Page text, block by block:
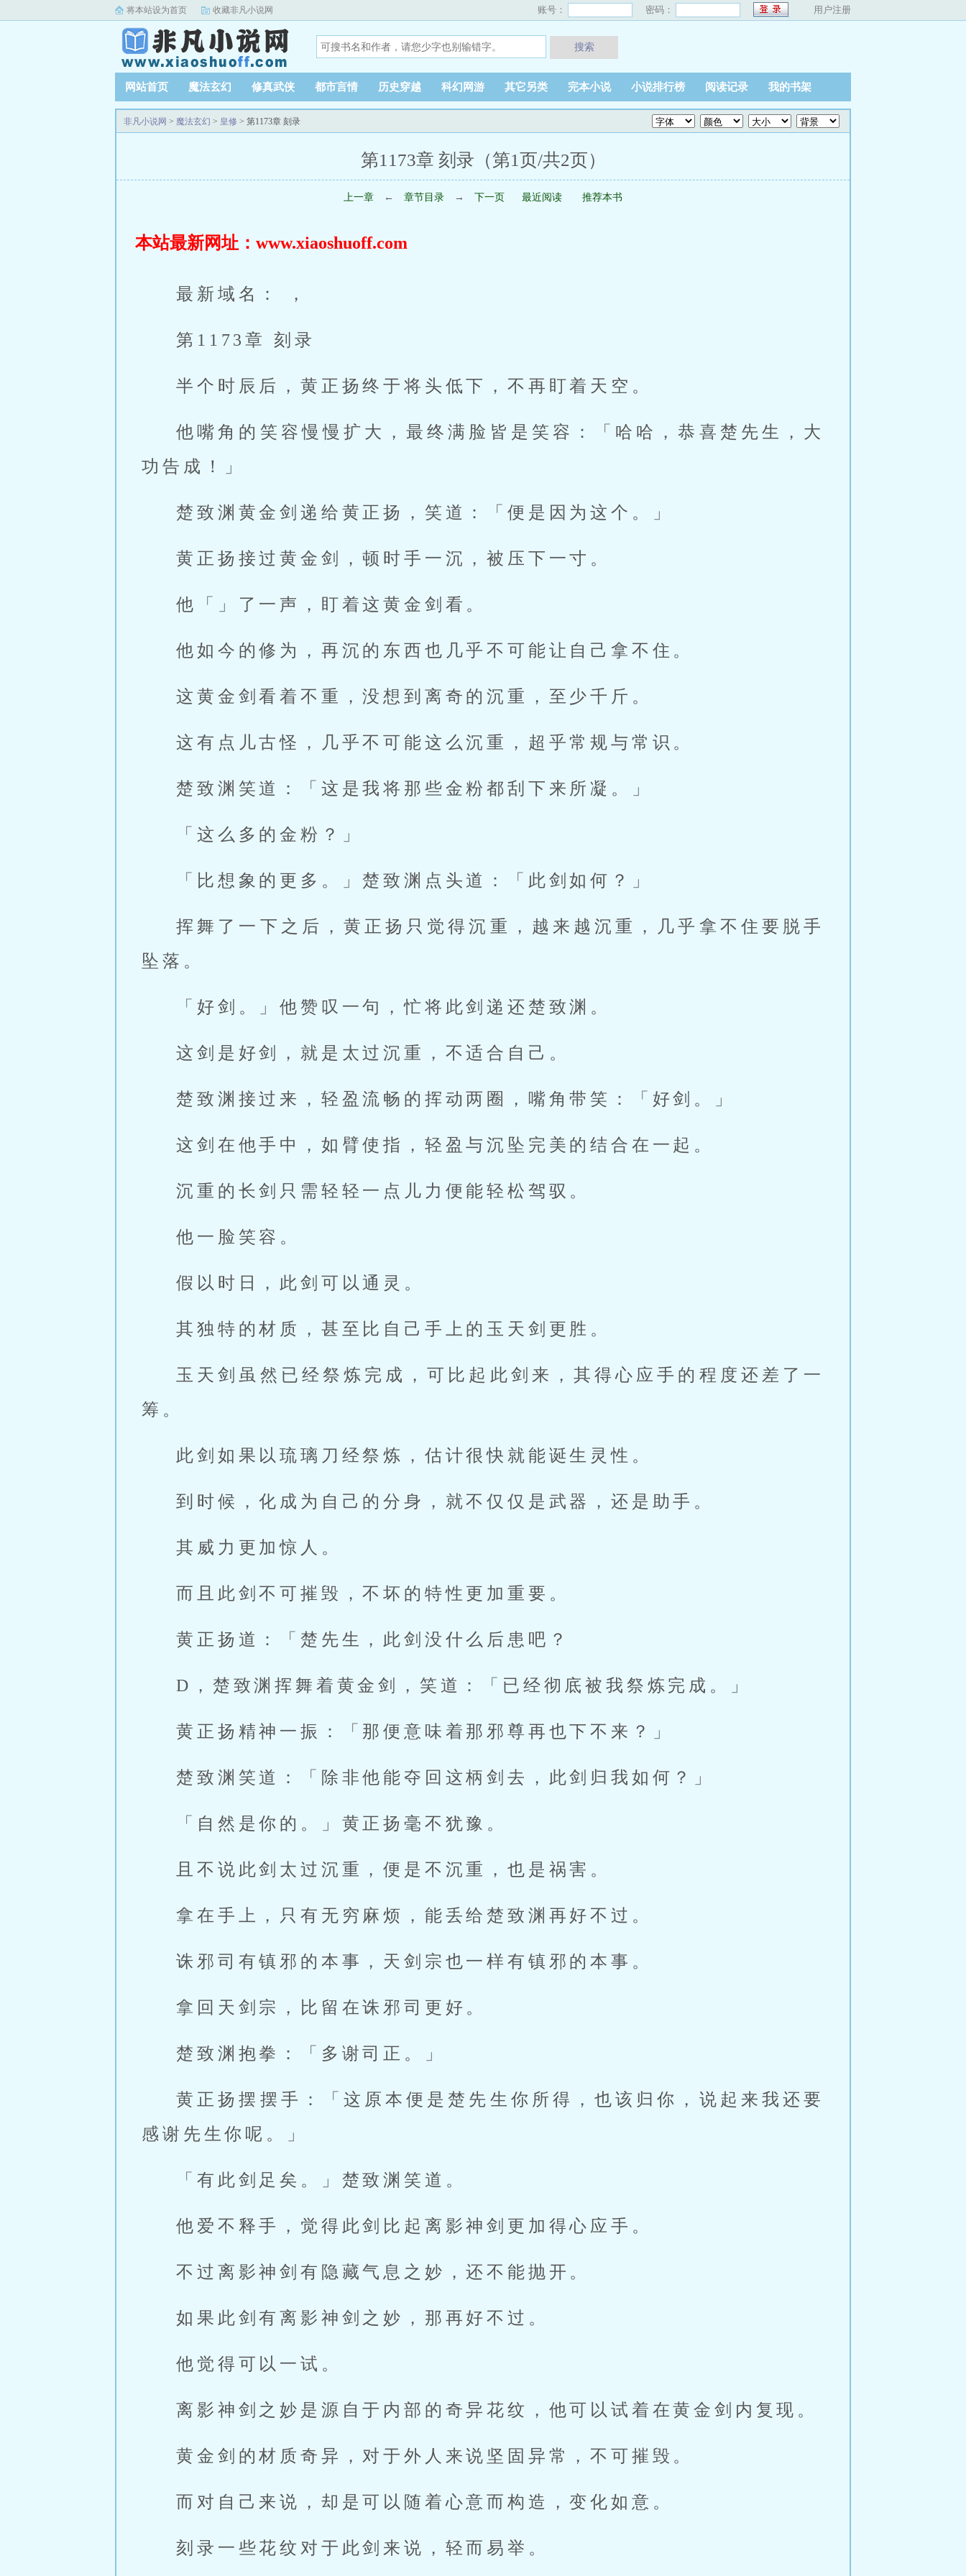
将本站设为首页 收藏非凡小说网 账号： 密码： 用户注册
搜索
网站首页 魔法玄幻 修真武侠 都市言情 历史穿越 科幻网游 其它另类 完本小说 小说排行榜 阅读记录 我的书架
非凡小说网 > 魔法玄幻 > 皇修 > 第1173章 刻录
第1173章 刻录（第1页/共2页）
上一章 ← 章节目录 → 下一页 最近阅读 推荐本书
本站最新网址：www.xiaoshuoff.com
最新域名： ，
第1173章 刻录
半个时辰后，黄正扬终于将头低下，不再盯着天空。
他嘴角的笑容慢慢扩大，最终满脸皆是笑容：「哈哈，恭喜楚先生，大
功告成！」
楚致渊黄金剑递给黄正扬，笑道：「便是因为这个。」
黄正扬接过黄金剑，顿时手一沉，被压下一寸。
他「」了一声，盯着这黄金剑看。
他如今的修为，再沉的东西也几乎不可能让自己拿不住。
这黄金剑看着不重，没想到离奇的沉重，至少千斤。
这有点儿古怪，几乎不可能这么沉重，超乎常规与常识。
楚致渊笑道：「这是我将那些金粉都刮下来所凝。」
「这么多的金粉？」
「比想象的更多。」楚致渊点头道：「此剑如何？」
挥舞了一下之后，黄正扬只觉得沉重，越来越沉重，几乎拿不住要脱手
坠落。
「好剑。」他赞叹一句，忙将此剑递还楚致渊。
这剑是好剑，就是太过沉重，不适合自己。
楚致渊接过来，轻盈流畅的挥动两圈，嘴角带笑：「好剑。」
这剑在他手中，如臂使指，轻盈与沉坠完美的结合在一起。
沉重的长剑只需轻轻一点儿力便能轻松驾驭。
他一脸笑容。
假以时日，此剑可以通灵。
其独特的材质，甚至比自己手上的玉天剑更胜。
玉天剑虽然已经祭炼完成，可比起此剑来，其得心应手的程度还差了一
筹。
此剑如果以琉璃刀经祭炼，估计很快就能诞生灵性。
到时候，化成为自己的分身，就不仅仅是武器，还是助手。
其威力更加惊人。
而且此剑不可摧毁，不坏的特性更加重要。
黄正扬道：「楚先生，此剑没什么后患吧？
D，楚致渊挥舞着黄金剑，笑道：「已经彻底被我祭炼完成。」
黄正扬精神一振：「那便意味着那邪尊再也下不来？」
楚致渊笑道：「除非他能夺回这柄剑去，此剑归我如何？」
「自然是你的。」黄正扬毫不犹豫。
且不说此剑太过沉重，便是不沉重，也是祸害。
拿在手上，只有无穷麻烦，能丢给楚致渊再好不过。
诛邪司有镇邪的本事，天剑宗也一样有镇邪的本事。
拿回天剑宗，比留在诛邪司更好。
楚致渊抱拳：「多谢司正。」
黄正扬摆摆手：「这原本便是楚先生你所得，也该归你，说起来我还要
感谢先生你呢。」
「有此剑足矣。」楚致渊笑道。
他爱不释手，觉得此剑比起离影神剑更加得心应手。
不过离影神剑有隐藏气息之妙，还不能抛开。
如果此剑有离影神剑之妙，那再好不过。
他觉得可以一试。
离影神剑之妙是源自于内部的奇异花纹，他可以试着在黄金剑内复现。
黄金剑的材质奇异，对于外人来说坚固异常，不可摧毁。
而对自己来说，却是可以随着心意而构造，变化如意。
刻录一些花纹对于此剑来说，轻而易举。